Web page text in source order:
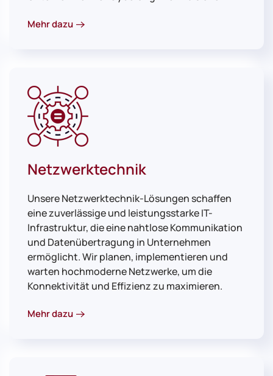
Mehr dazu
Netzwerktechnik
Unsere Netzwerktechnik-Lösungen schaffen
eine zuverlässige und leistungsstarke IT-
Infrastruktur, die eine nahtlose Kommunikation
und Datenübertragung in Unternehmen
ermöglicht. Wir planen, implementieren und
warten hochmoderne Netzwerke, um die
Konnektivität und Effizienz zu maximieren.
Mehr dazu